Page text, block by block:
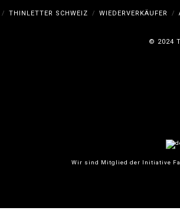
THINLETTER SCHWEIZ WIEDERVERKÄUFER
© 2024
Wir sind Mitglied der Initiative